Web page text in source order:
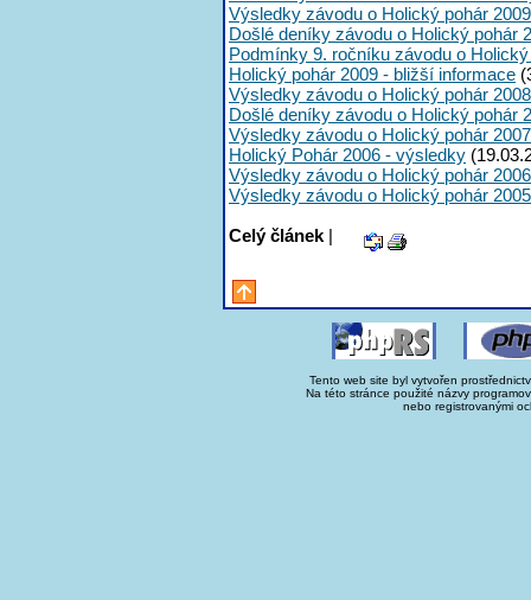
Výsledky závodu o Holický pohár 2009
Došlé deníky závodu o Holický pohár
Podmínky 9. ročníku závodu o
Holický pohár 2009 - bližší informace
Výsledky závodu o Holický pohár 2008
Došlé deníky závodu o Holický pohár
Výsledky závodu o Holický pohár 2007
Holický Pohár 2006 - výsledky
Výsledky závodu o Holický pohár 2006
Výsledky závodu o Holický pohár 2005
Celý článek |
Tento web site byl vytvořen
Na této stránce použité názvy
nebo registrovanými